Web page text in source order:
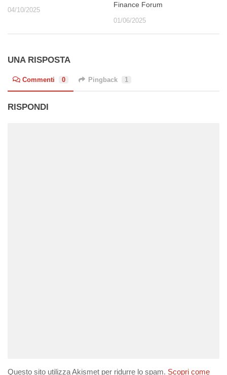
04/10/2025
Finance Forum
01/06/2025
UNA RISPOSTA
Commenti 0 Pingback 1
RISPONDI
Questo sito utilizza Akismet per ridurre lo spam. Scopri come